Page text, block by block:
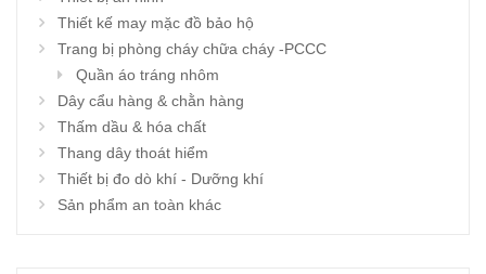
Thiết kế may mặc đồ bảo hộ
Trang bị phòng cháy chữa cháy -PCCC
Quần áo tráng nhôm
Dây cẩu hàng & chằn hàng
Thấm dầu & hóa chất
Thang dây thoát hiểm
Thiết bị đo dò khí - Dưỡng khí
Sản phẩm an toàn khác